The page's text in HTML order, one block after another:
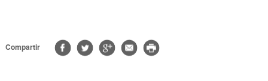
Compartir